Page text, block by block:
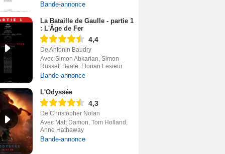
Bande-annonce
La Bataille de Gaulle - partie 1
: L'Âge de Fer
4,4
De Antonin Baudry
Avec Simon Abkarian, Simon
Russell Beale, Florian Lesieur
Bande-annonce
L'Odyssée
4,3
De Christopher Nolan
Avec Matt Damon, Tom Holland,
Anne Hathaway
Bande-annonce